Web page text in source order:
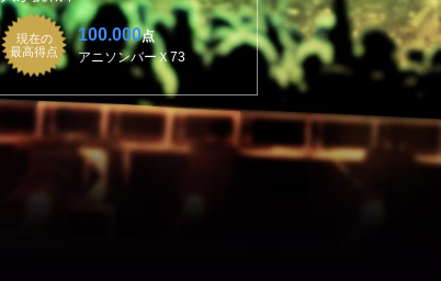
現在の
最高得点
100.000点
アニソンバーＸ73